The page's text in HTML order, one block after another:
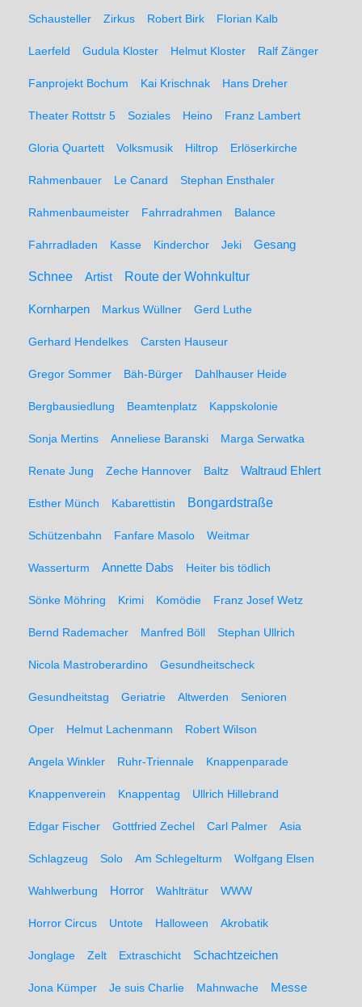
Schausteller Zirkus Robert Birk Florian Kalb
Laerfeld Gudula Kloster Helmut Kloster Ralf Zänger
Fanprojekt Bochum Kai Krischnak Hans Dreher
Theater Rottstr 5 Soziales Heino Franz Lambert
Gloria Quartett Volksmusik Hiltrop Erlöserkirche
Rahmenbauer Le Canard Stephan Ensthaler
Rahmenbaumeister Fahrradrahmen Balance
Fahrradladen Kasse Kinderchor Jeki Gesang
Schnee Artist Route der Wohnkultur
Kornharpen Markus Wüllner Gerd Luthe
Gerhard Hendelkes Carsten Hauseur
Gregor Sommer Bäh-Bürger Dahlhauser Heide
Bergbausiedlung Beamtenplatz Kappskolonie
Sonja Mertins Anneliese Baranski Marga Serwatka
Renate Jung Zeche Hannover Baltz Waltraud Ehlert
Esther Münch Kabarettistin Bongardstraße
Schützenbahn Fanfare Masolo Weitmar
Wasserturm Annette Dabs Heiter bis tödlich
Sönke Möhring Krimi Komödie Franz Josef Wetz
Bernd Rademacher Manfred Böll Stephan Ullrich
Nicola Mastroberardino Gesundheitscheck
Gesundheitstag Geriatrie Altwerden Senioren
Oper Helmut Lachenmann Robert Wilson
Angela Winkler Ruhr-Triennale Knappenparade
Knappenverein Knappentag Ullrich Hillebrand
Edgar Fischer Gottfried Zechel Carl Palmer Asia
Schlagzeug Solo Am Schlegelturm Wolfgang Elsen
Wahlwerbung Horror Wahlträtur WWW
Horror Circus Untote Halloween Akrobatik
Jonglage Zelt Extraschicht Schachtzeichen
Jona Kümper Je suis Charlie Mahnwache Messe